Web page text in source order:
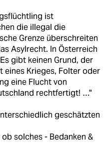
ist
die illegal die
Grenze überschreiten
Asylrecht. In Österreich
gibt keinen Grund, der
eines Krieges, Folter oder
eine Flucht von
rechtfertigt! …"
geschätzten
solches - Bedanken &